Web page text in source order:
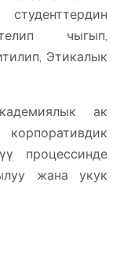
чыгып,
Этикалык
ак
корпоративдик
процессинде
жана укук